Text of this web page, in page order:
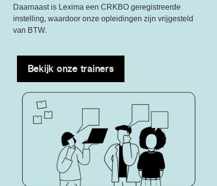
Daarnaast is Lexima een CRKBO geregistreerde
instelling, waardoor onze opleidingen zijn vrijgesteld
van BTW.
Bekijk onze trainers